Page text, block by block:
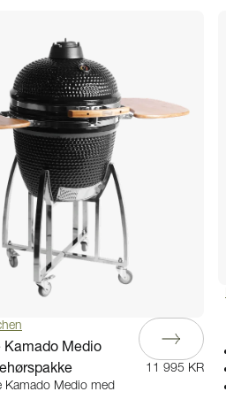
Kamado Medio
Kamado Medio med
11 995 KR